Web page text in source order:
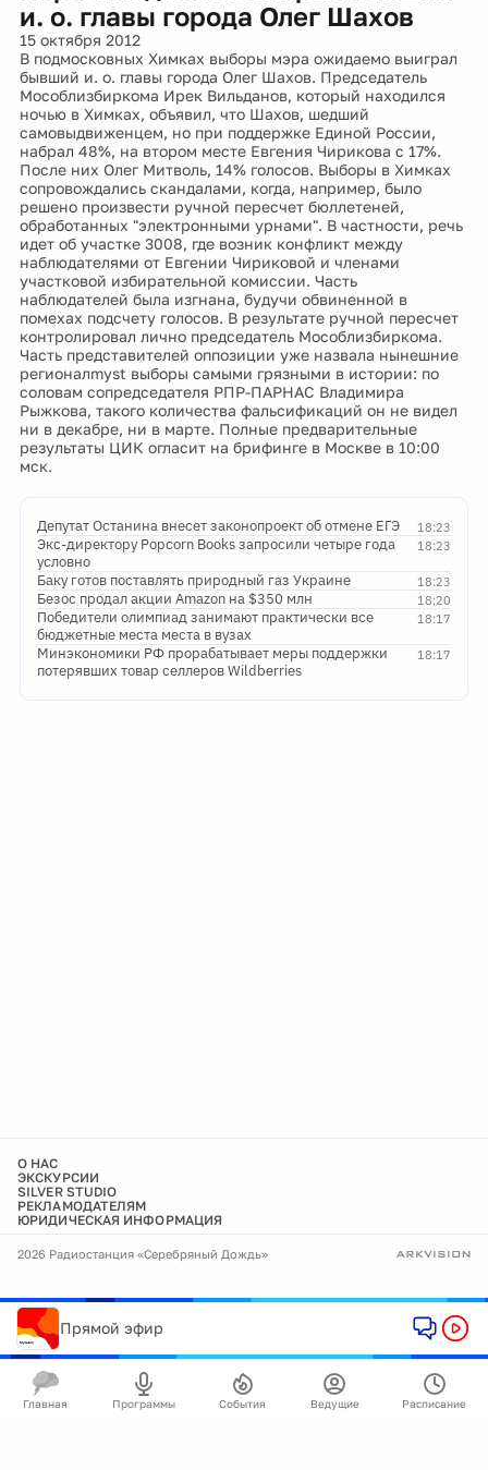
и. о. главы города Олег Шахов
15 октября 2012
В подмосковных Химках выборы мэра ожидаемо выиграл
бывший и. о. главы города Олег Шахов. Председатель
Мособлизбиркома Ирек Вильданов, который находился
ночью в Химках, объявил, что Шахов, шедший
самовыдвиженцем, но при поддержке Единой России,
набрал 48%, на втором месте Евгения Чирикова с 17%.
После них Олег Митволь, 14% голосов. Выборы в Химках
сопровождались скандалами, когда, например, было
решено произвести ручной пересчет бюллетеней,
обработанных "электронными урнами". В частности, речь
идет об участке 3008, где возник конфликт между
наблюдателями от Евгении Чириковой и членами
участковой избирательной комиссии. Часть
наблюдателей была изгнана, будучи обвиненной в
помехах подсчету голосов. В результате ручной пересчет
контролировал лично председатель Мособлизбиркома.
Часть представителей оппозиции уже назвала нынешние
регионалmyst выборы самыми грязными в истории: по
соловам сопредседателя РПР-ПАРНАС Владимира
Рыжкова, такого количества фальсификаций он не видел
ни в декабре, ни в марте. Полные предварительные
результаты ЦИК огласит на брифинге в Москве в 10:00
мск.
18:23
Депутат Останина внесет законопроект об отмене ЕГЭ
18:23
Экс-директору Popcorn Books запросили четыре года
условно
18:23
Баку готов поставлять природный газ Украине
18:20
Безос продал акции Amazon на $350 млн
18:17
Победители олимпиад занимают практически все
бюджетные места места в вузах
18:17
Минэкономики РФ прорабатывает меры поддержки
потерявших товар селлеров Wildberries
О НАС
ЭКСКУРСИИ
SILVER STUDIO
РЕКЛАМОДАТЕЛЯМ
ЮРИДИЧЕСКАЯ ИНФОРМАЦИЯ
2026 Радиостанция «Серебряный Дождь»
Прямой эфир
Главная Программы События Ведущие Расписание